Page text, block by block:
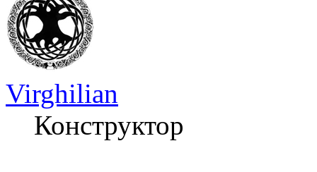
Virghilian
Конструктор